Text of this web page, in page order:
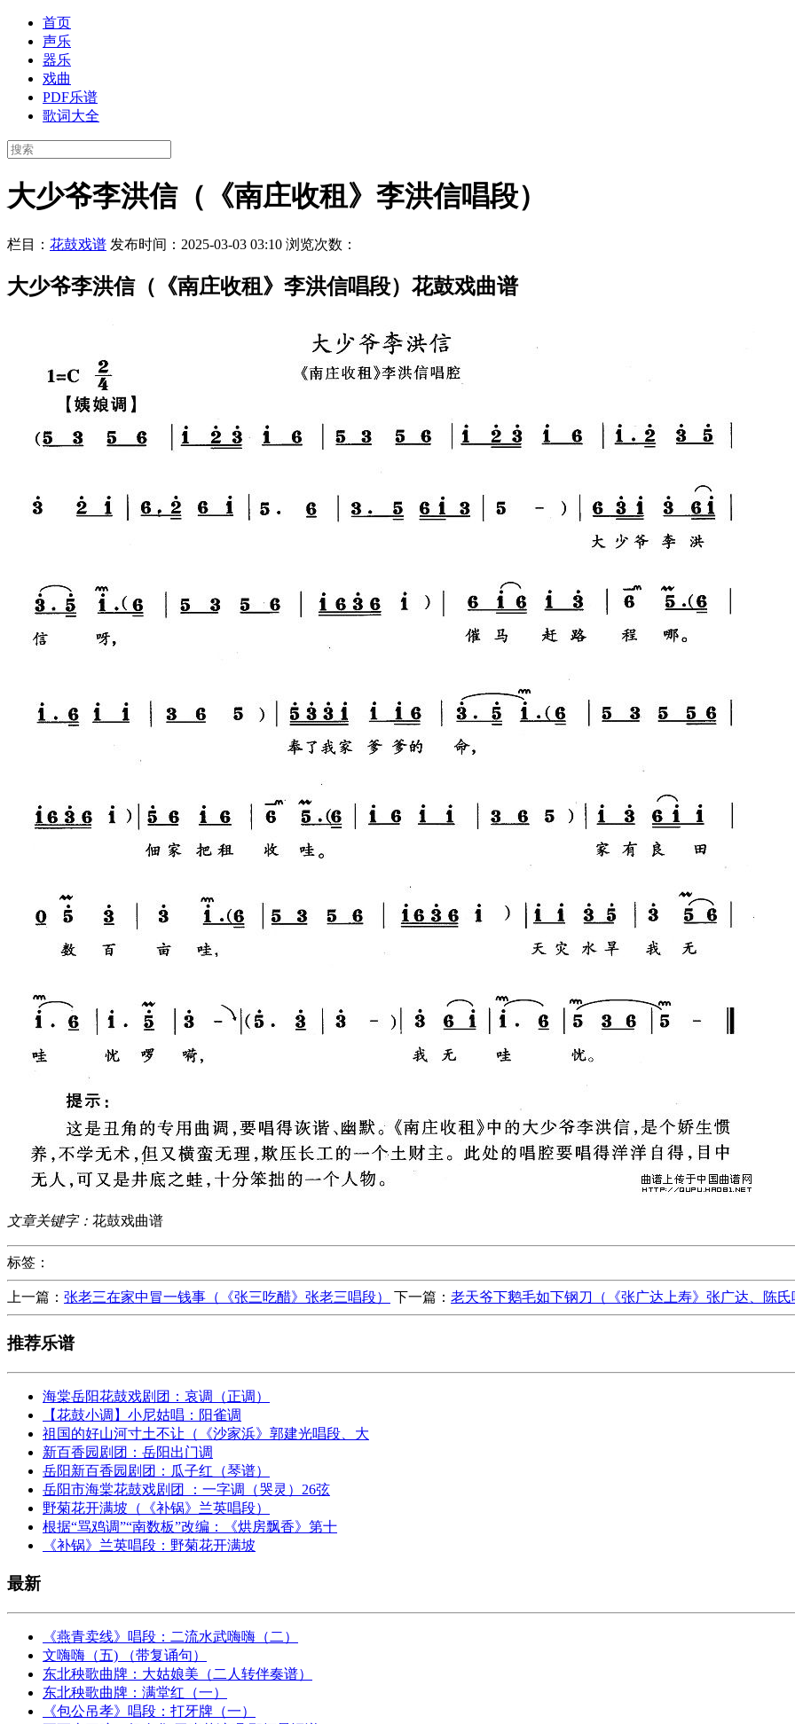
首页
声乐
器乐
戏曲
PDF乐谱
歌词大全
大少爷李洪信（《南庄收租》李洪信唱段）
栏目： 花鼓戏谱 发布时间：2025-03-03 03:10 浏览次数：
大少爷李洪信（《南庄收租》李洪信唱段）花鼓戏曲谱
文章关键字： 花鼓戏曲谱
标签：
上一篇： 张老三在家中冒一钱事（《张三吃醋》张老三唱段） 下一篇： 老天爷下鹅毛如下钢刀（《张广达上寿》张广达、陈氏
推荐乐谱
海棠岳阳花鼓戏剧团：哀调（正调）
【花鼓小调】小尼姑唱：阳雀调
祖国的好山河寸土不让（《沙家浜》郭建光唱段、大
新百香园剧团：岳阳出门调
岳阳新百香园剧团：瓜子红（琴谱）
岳阳市海棠花鼓戏剧团 ：一字调（哭灵）26弦
野菊花开满坡（《补锅》兰英唱段）
根据“骂鸡调”“南数板”改编：《烘房飘香》第十
《补锅》兰英唱段：野菊花开满坡
最新
《燕青卖线》唱段：二流水武嗨嗨（二）
文嗨嗨（五) （带复诵句）
东北秧歌曲牌：大姑娘美（二人转伴奏谱）
东北秧歌曲牌：满堂红（一）
《包公吊孝》唱段：打牙牌（一）